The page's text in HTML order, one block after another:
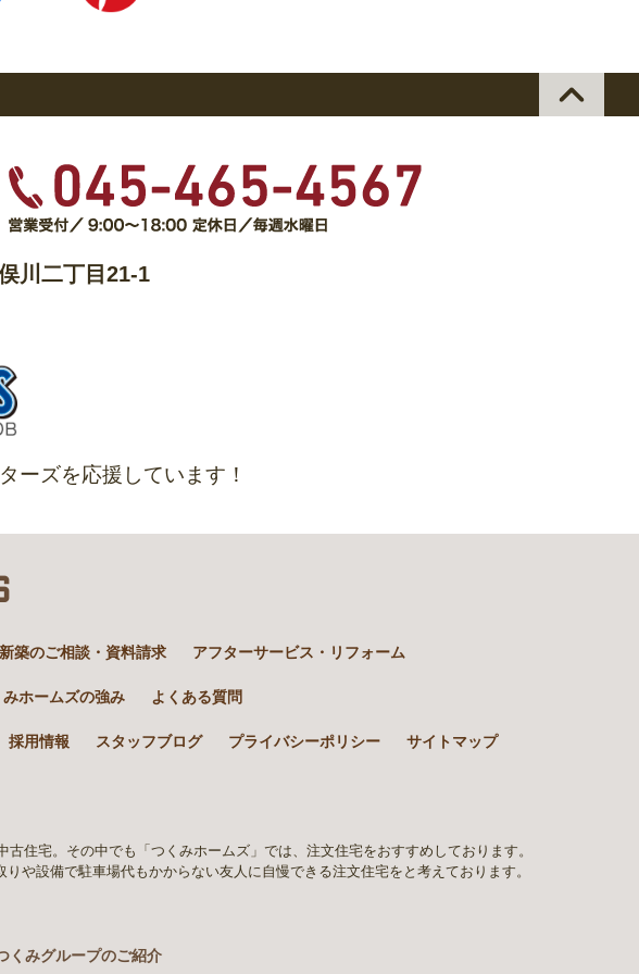
川二丁目21-1
ーズを応援しています！
新築のご相談・資料請求 アフターサービス・リフォーム
みホームズの強み よくある質問
採用情報 スタッフブログ プライバシーポリシー サイトマップ
住宅。その中でも「つくみホームズ」では、注文住宅をおすすめしております。
や設備で駐車場代もかからない友人に自慢できる注文住宅をと考えております。
くみグループのご紹介